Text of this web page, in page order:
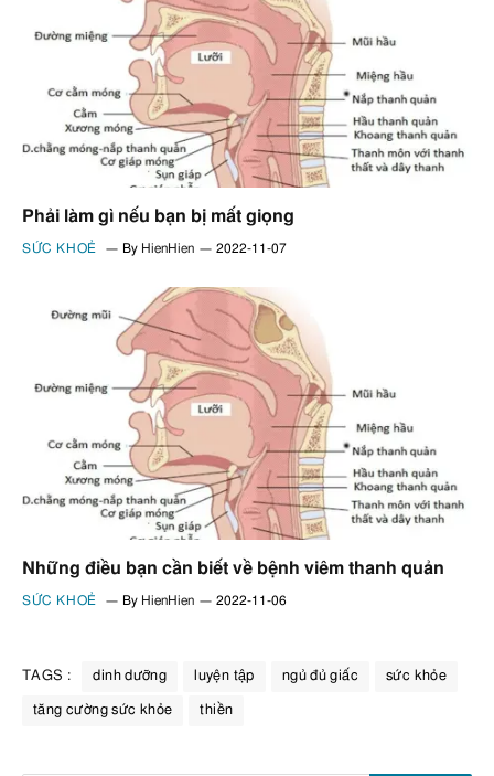
Phải làm gì nếu bạn bị mất giọng
SỨC KHOẺ By HienHien 2022-11-07
Những điều bạn cần biết về bệnh viêm thanh quản
SỨC KHOẺ By HienHien 2022-11-06
TAGS : dinh dưỡng luyện tập ngủ đủ giấc sức khỏe
tăng cường sức khỏe thiền